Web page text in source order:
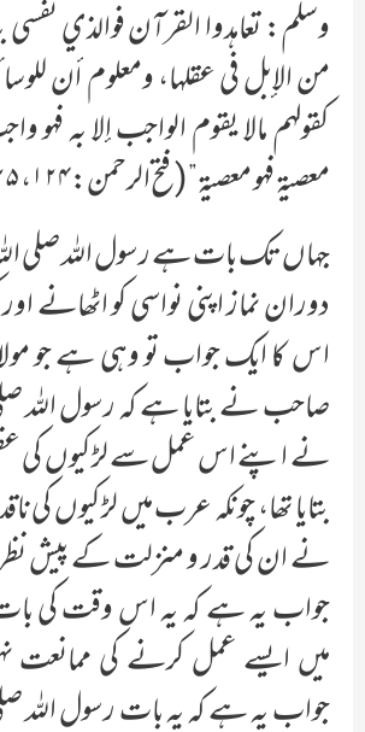
وسلم: تعاہدوا القرآن فوالذي نفسي
من الإبل في عقلہا، ومعلوم أن
کقولہم مالا یقوم الواجب إلا بہ فہو
معصیة فہو معصیة” (فتح الرحمن:۱۲۴، ۱۲۵)
جہاں تک بات ہے رسول اللہ صلی
دوران نماز اپنی نواسی کو اٹھانے
اس کا ایک جواب تو وہی ہے جو
صاحب نے بتایا ہے کہ رسول اللہ
نے اپنے اس عمل سے لڑکیوں کی
بتایا تھا، چونکہ عرب میں لڑکیوں
نے ان کی قدر و منزلت کے پیش نظر
جواب یہ ہے کہ یہ اس وقت کی
میں ایسے عمل کرنے کی ممانعت
جواب یہ ہے کہ یہ بات رسول اللہ